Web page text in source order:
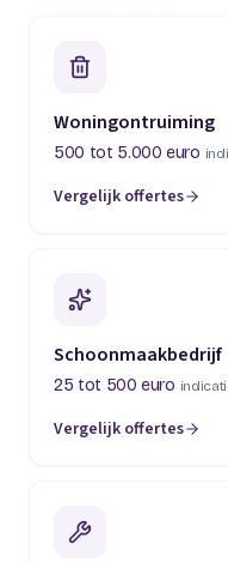
Woningontruiming
500 tot 5.000 euro
Vergelijk offertes
(opent in een nieuw
Schoonmaakbedrijf
25 tot 500 euro
Vergelijk offertes
(opent in een nieuw